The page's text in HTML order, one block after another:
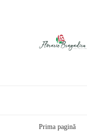
Prima pagină